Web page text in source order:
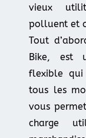
vieux
polluent et
Tout
Bike, est
flexible qui
tous les
vous
charge